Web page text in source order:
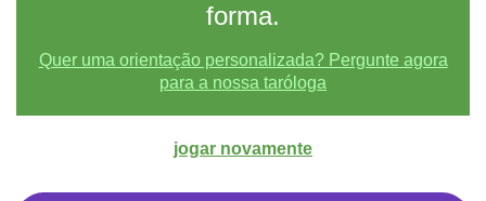
forma.
Quer uma orientação personalizada? Pergunte agora
para a nossa taróloga
jogar novamente